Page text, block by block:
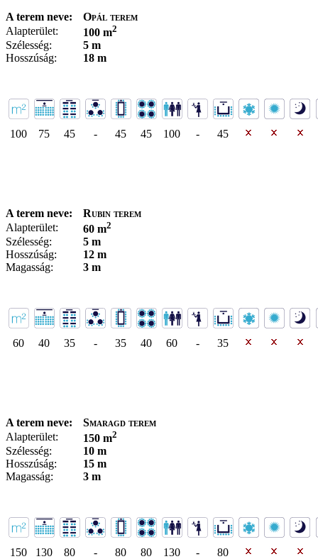
A terem neve:
Opál terem
Alapterület:
100 m2
Szélesség:
5 m
Hosszúság:
18 m
100 75 45 - 45 45 100 - 45
A terem neve:
Rubin terem
Alapterület:
60 m2
Szélesség:
5 m
Hosszúság:
12 m
Magasság:
3 m
60 40 35 - 35 40 60 - 35
A terem neve:
Smaragd terem
Alapterület:
150 m2
Szélesség:
10 m
Hosszúság:
15 m
Magasság:
3 m
150 130 80 - 80 80 130 - 80